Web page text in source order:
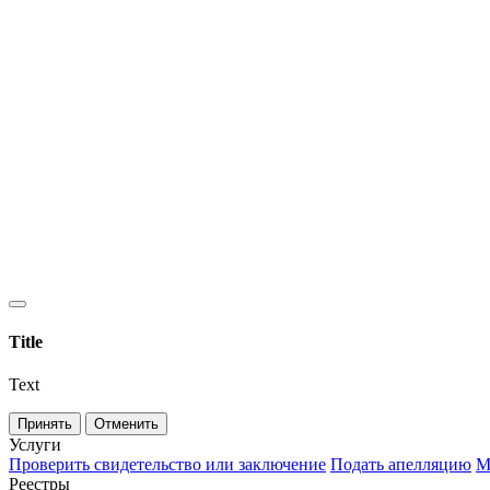
Title
Text
Принять Отменить
Услуги
Проверить свидетельство или заключение Подать апелляцию
Реестры